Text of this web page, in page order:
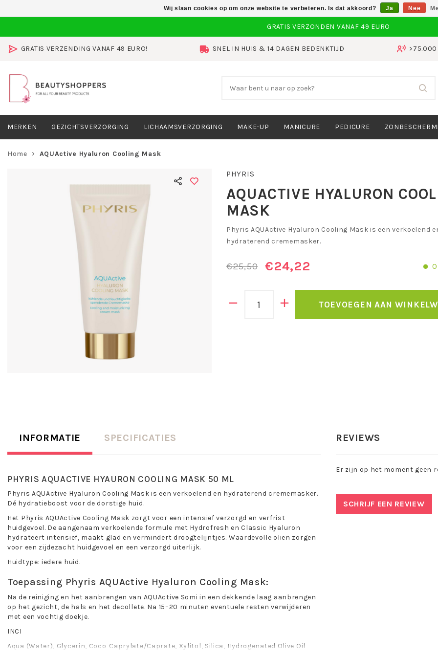
GRATIS VERZENDING VANAF 49 EURO! SNEL IN HUIS & 14 DAGEN BEDENKTIJD >75.000
MERKEN GEZICHTSVERZORGING LICHAAMSVERZORGING MAKE-UP MANICURE PEDICURE
Home AQUActive Hyaluron Cooling Mask
PHYRIS
AQUACTIVE HYALURON
MASK
Phyris AQUActive Hyaluron Cooling Mask is een verkoelend
hydraterend crememasker.
€25,50 €24,22
TOEVOEGEN AAN
INFORMATIE SPECIFICATIES
PHYRIS AQUACTIVE HYAURON COOLING MASK 50 ML
Phyris AQUActive Hyaluron Cooling Mask is een verkoelend en hydraterend crememasker.
Dé hydratieboost voor de dorstige huid.
Het Phyris AQUActive Cooling Mask zorgt voor een intensief verzorgd en verfrist
huidgevoel. De aangenaam verkoelende formule met Hydrofresh en Classic Hyaluron
hydrateert intensief, maakt glad en vermindert droogtelijntjes. Waardevolle olien zorgen
voor een zijdezacht huidgevoel en een verzorgd uiterlijk.
Huidtype: iedere huid.
Toepassing Phyris AQUActive Hyaluron Cooling Mask:
Na de reiniging en het aanbrengen van AQUActive Somi in een dekkende laag aanbrengen
op het gezicht, de hals en het decollete. Na 15–20 minuten eventuele resten verwijderen
met een vochtig doekje.
INCI
Aqua (Water), Glycerin, Coco-Caprylate/Caprate, Xylitol, Silica, Hydrogenated Olive Oil
REVIEWS
Er zijn op het moment geen
SCHRIJF EEN REVIEW
Wij slaan cookies op om onze website te verbeteren. Is dat akkoord? Ja Nee